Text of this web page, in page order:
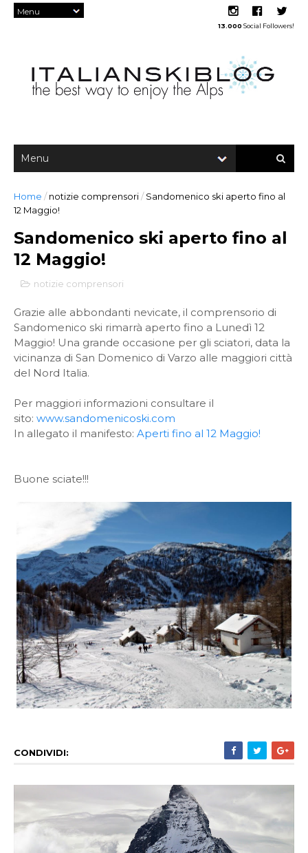
13.000 Social Followers!
Home / notizie comprensori/ Sandomenico ski aperto fino al
12 Maggio!
Sandomenico ski aperto fino al
12 Maggio!
notizie comprensori
Grazie alle abbondanti nevicate, il comprensorio di
Sandomenico ski rimarrà aperto fino a Lunedì 12
Maggio! Una grande occasione per gli sciatori, data la
vicinanza di San Domenico di Varzo alle maggiori città
del Nord Italia.
Per maggiori informazioni consultare il
sito: www.sandomenicoski.com
In allegato il manifesto: Aperti fino al 12 Maggio!
Buone sciate!!!
CONDIVIDI: